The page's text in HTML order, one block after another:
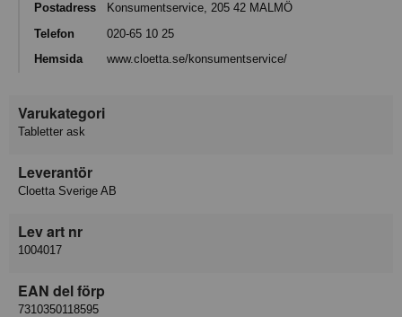
Postadress
Konsumentservice, 205 42 MALMÖ
Telefon
020-65 10 25
Hemsida
www.cloetta.se/konsumentservice/
Varukategori
Tabletter ask
Leverantör
Cloetta Sverige AB
Lev art nr
1004017
EAN del förp
7310350118595